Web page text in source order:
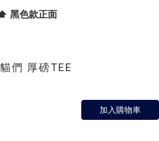
黑色款正面
們 厚磅TEE
加入購物車